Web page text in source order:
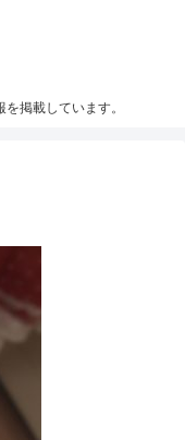
掲載しています。